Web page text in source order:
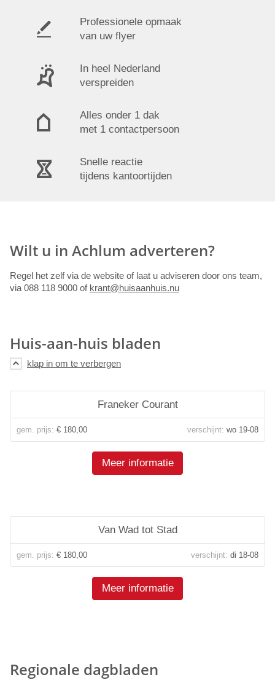
Professionele opmaak
van uw flyer
In heel Nederland
verspreiden
Alles onder 1 dak
met 1 contactpersoon
Snelle reactie
tijdens kantoortijden
Wilt u in Achlum adverteren?
Regel het zelf via de website of laat u adviseren door ons team,
via 088 118 9000 of krant@huisaanhuis.nu
Huis-aan-huis bladen
Franeker Courant
gem. prijs: € 180,00 verschijnt: wo 19-08
Meer informatie
Van Wad tot Stad
gem. prijs: € 180,00 verschijnt: di 18-08
Meer informatie
Regionale dagbladen